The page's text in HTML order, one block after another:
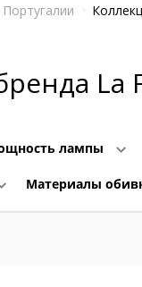
La
лампы
Материалы